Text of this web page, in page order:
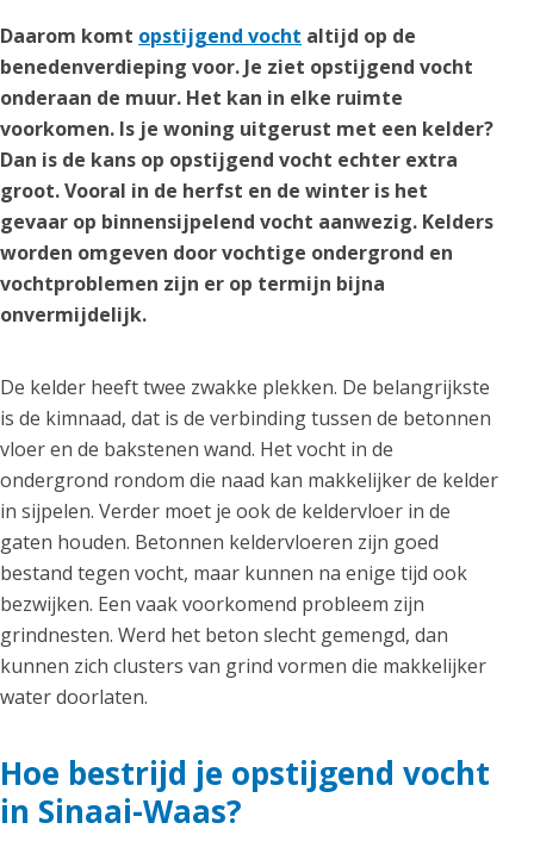
Daarom komt opstijgend vocht altijd op de
benedenverdieping voor. Je ziet opstijgend vocht
onderaan de muur. Het kan in elke ruimte
voorkomen. Is je woning uitgerust met een kelder?
Dan is de kans op opstijgend vocht echter extra
groot. Vooral in de herfst en de winter is het
gevaar op binnensijpelend vocht aanwezig. Kelders
worden omgeven door vochtige ondergrond en
vochtproblemen zijn er op termijn bijna
onvermijdelijk.
De kelder heeft twee zwakke plekken. De belangrijkste
is de kimnaad, dat is de verbinding tussen de betonnen
vloer en de bakstenen wand. Het vocht in de
ondergrond rondom die naad kan makkelijker de kelder
in sijpelen. Verder moet je ook de keldervloer in de
gaten houden. Betonnen keldervloeren zijn goed
bestand tegen vocht, maar kunnen na enige tijd ook
bezwijken. Een vaak voorkomend probleem zijn
grindnesten. Werd het beton slecht gemengd, dan
kunnen zich clusters van grind vormen die makkelijker
water doorlaten.
Hoe bestrijd je opstijgend vocht
in Sinaai-Waas?